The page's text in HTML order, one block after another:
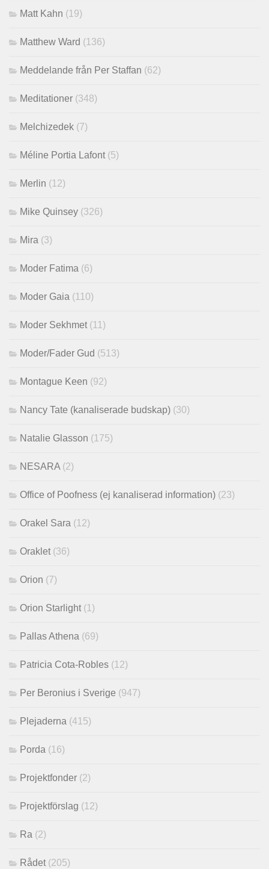
Matt Kahn (19)
Matthew Ward (136)
Meddelande från Per Staffan (62)
Meditationer (348)
Melchizedek (7)
Méline Portia Lafont (5)
Merlin (12)
Mike Quinsey (326)
Mira (3)
Moder Fatima (6)
Moder Gaia (110)
Moder Sekhmet (11)
Moder/Fader Gud (513)
Montague Keen (92)
Nancy Tate (kanaliserade budskap) (30)
Natalie Glasson (175)
NESARA (2)
Office of Poofness (ej kanaliserad information) (23)
Orakel Sara (12)
Oraklet (36)
Orion (7)
Orion Starlight (1)
Pallas Athena (69)
Patricia Cota-Robles (12)
Per Beronius i Sverige (947)
Plejaderna (415)
Porda (16)
Projektfonder (2)
Projektförslag (12)
Ra (2)
Rådet (205)